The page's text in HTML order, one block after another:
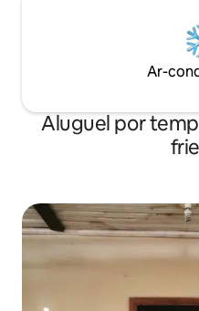
Ar-
Aluguel por